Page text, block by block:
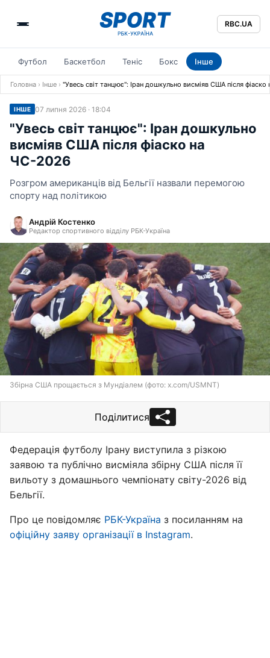
RBC.UA
Футбол Баскетбол Теніс Бокс Інше
Головна › Інше › "Увесь світ танцює": Іран дошкульно висміяв США після
ІНШЕ 07 липня 2026 · 18:04
"Увесь світ танцює": Іран дошкульно
висміяв США після фіаско на
ЧС-2026
Розгром американців від Бельгії назвали перемогою
спорту над політикою
Андрій Костенко
Редактор спортивного відділу РБК-Україна
Збірна США прощається з Мундіалем (фото: x.com/USMNT)
Поділитися
Федерація футболу Ірану виступила з різкою
заявою та публічно висміяла збірну США після її
вильоту з домашнього чемпіонату світу-2026 від
Бельгії.
Про це повідомляє РБК-Україна з посиланням на
офіційну заяву організації в Instagram.